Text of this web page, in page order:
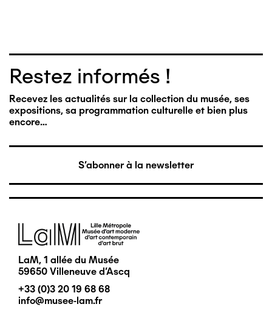
Restez informés !
Recevez les actualités sur la collection du musée, ses
expositions, sa programmation culturelle et bien plus
encore…
S'abonner à la newsletter
Image
LaM, 1 allée du Musée
59650 Villeneuve d'Ascq
+33 (0)3 20 19 68 68
info@musee-lam.fr